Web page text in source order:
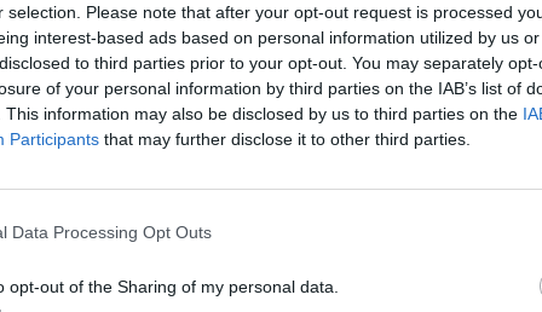
selection. Please note that after your opt-out request is processed
interest-based ads based on personal information utilized by us
to third parties prior to your opt-out. You may separately
of your personal information by third parties on the IAB’s list of
This information may also be disclosed by us to third parties on the
Participants that may further disclose it to other third parties.
Data Processing Opt Outs
opt-out of the Sharing of my personal data.
για το ξετύλιγμα της πλοκής. Βραβεύτηκε στις
Μπαλεστανί, που ακροβατεί ανάμεσα σε δύο
χρέος του και τιμωρεί την ανηθικότητα. Η
να εξηγήσει την ακροβασία του. Οι
να εθελοτυφλεί και τελικά στήνεται η τέλεια
και να προστατευτούν πιθανώς οι